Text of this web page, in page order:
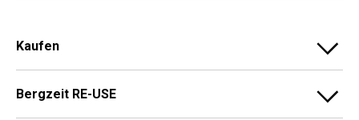
Kaufen
Bergzeit RE-USE